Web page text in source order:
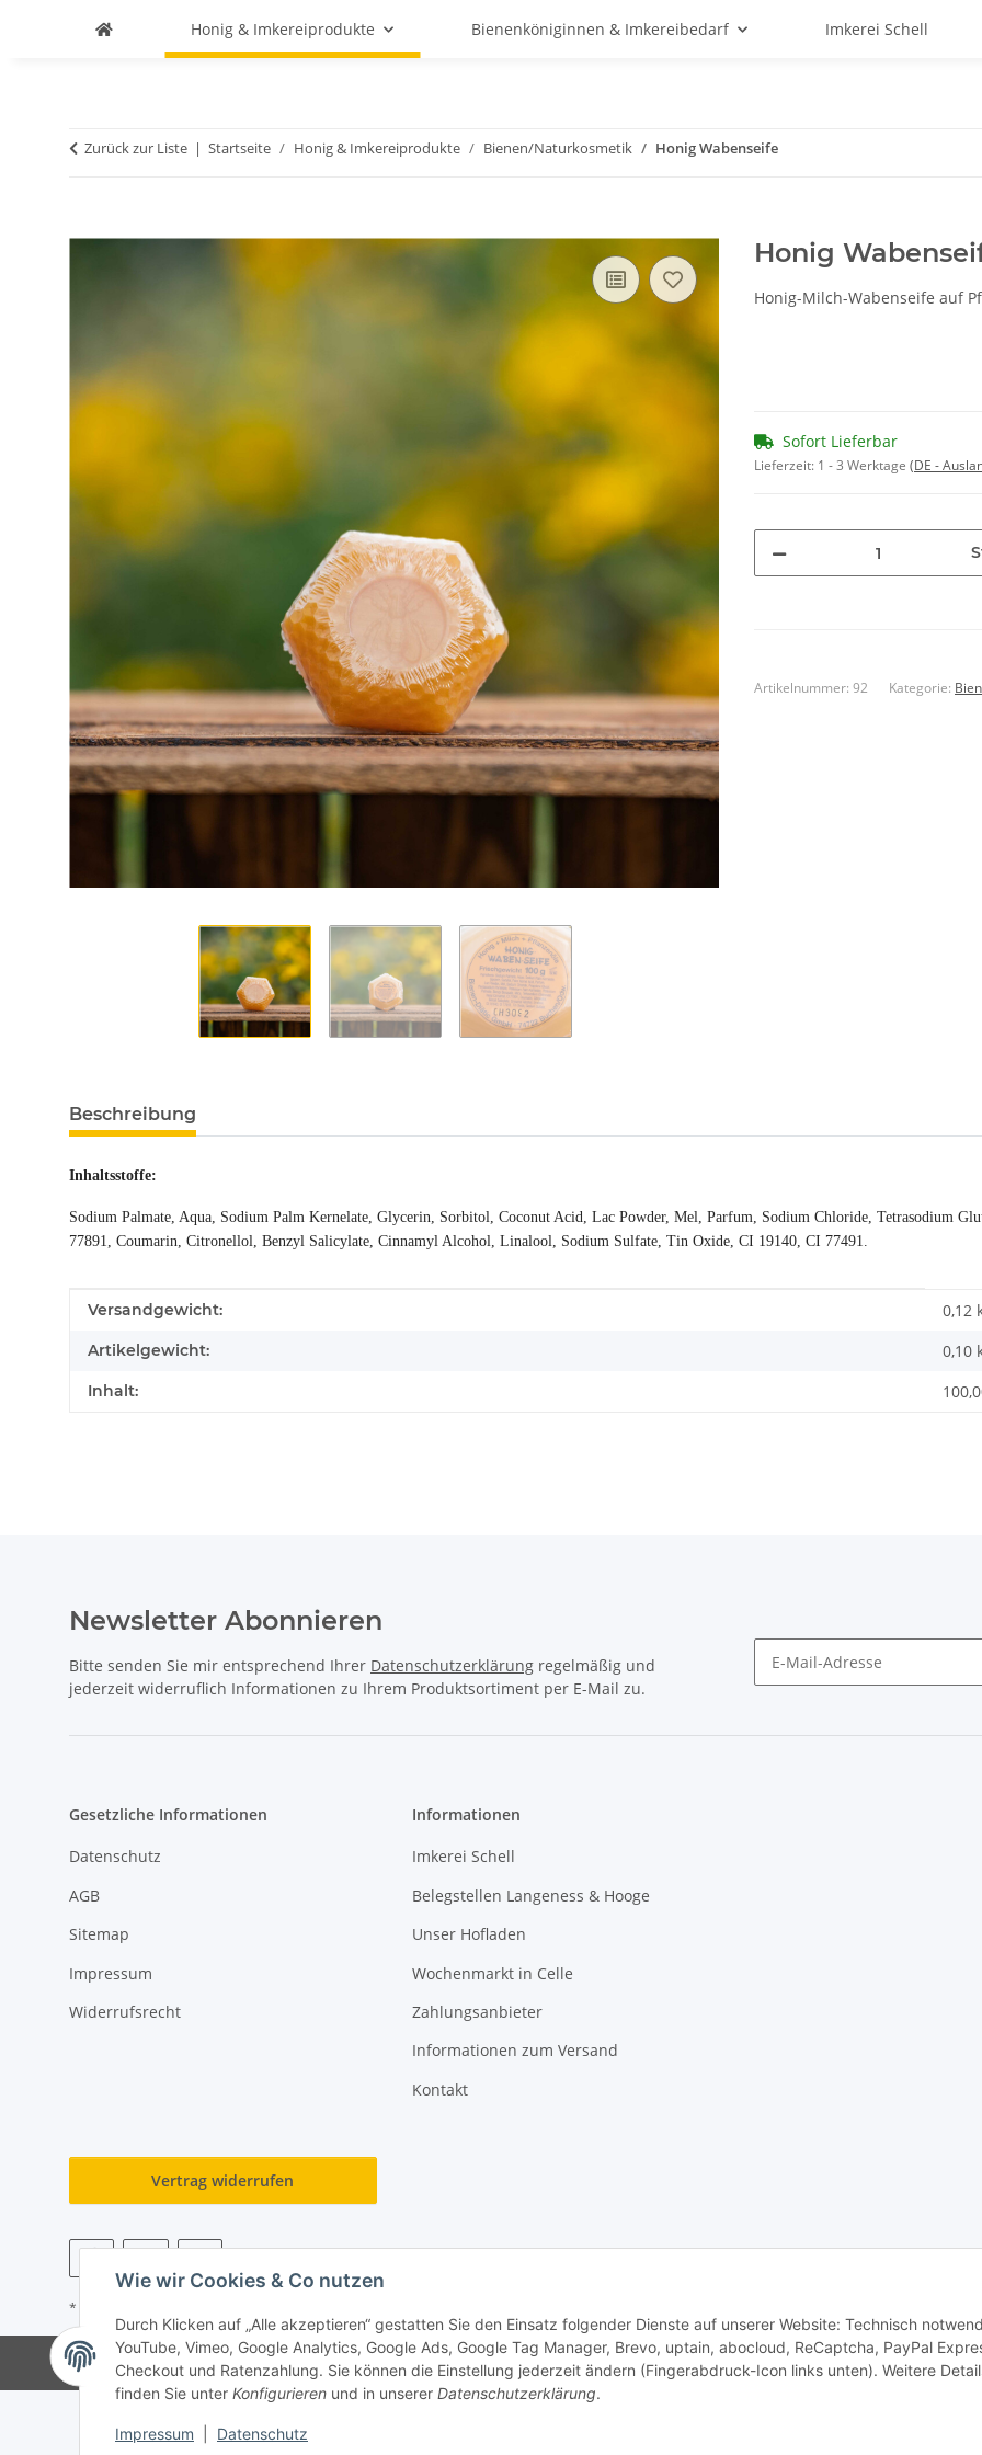
Wie wir Cookies & Co nutzen
Durch Klicken auf „Alle akzeptieren“ gestatten Sie den Einsatz folgender Dienste auf unserer Website: Technisch
YouTube, Vimeo, Google Analytics, Google Ads, Google Tag Manager, Brevo, uptain, abocloud, ReCaptcha, PayPal
Checkout und Ratenzahlung. Sie können die Einstellung jederzeit ändern (Fingerabdruck-Icon links unten). Weitere
finden Sie unter Konfigurieren und in unserer Datenschutzerklärung.
Impressum Datenschutz
Honig & Imkereiprodukte Bienenköniginnen & Imkereibedarf Imkerei Schell
Zurück zur Liste Startseite Honig & Imkereiprodukte Bienen/Naturkosmetik Honig Wabenseife
Honig
Honig-Milch-Wabenseife auf
Sofort Lieferbar
Lieferzeit: 1 - 3 Werktage (DE -
Artikelnummer: 92 Kategorie:
Beschreibung
Inhaltsstoffe:
Sodium Palmate, Aqua, Sodium Palm Kernelate, Glycerin, Sorbitol, Coconut Acid, Lac Powder, Mel, Parfum, Sodium Chloride, Tetrasodium
77891, Coumarin, Citronellol, Benzyl Salicylate, Cinnamyl Alcohol, Linalool, Sodium Sulfate, Tin Oxide, CI 19140, CI 77491.
Produkteigenschaft
Wert
Versandgewicht: 0,12
Artikelgewicht: 0,10
Inhalt:
Newsletter Abonnieren
Bitte senden Sie mir entsprechend Ihrer Datenschutzerklärung regelmäßig und
jederzeit widerruflich Informationen zu Ihrem Produktsortiment per E-Mail zu.
Gesetzliche Informationen
Datenschutz
AGB
Sitemap
Impressum
Widerrufsrecht
Informationen
Imkerei Schell
Belegstellen Langeness & Hooge
Unser Hofladen
Wochenmarkt in Celle
Zahlungsanbieter
Informationen zum Versand
Kontakt
Vertrag widerrufen
* Alle Preise inkl. gesetzlicher USt., zzgl.
© Copyright 2026 Markus Schell